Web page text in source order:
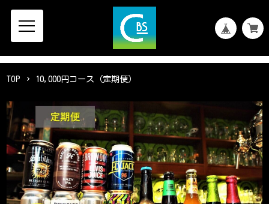
TOP 10,000円コース（定期便）